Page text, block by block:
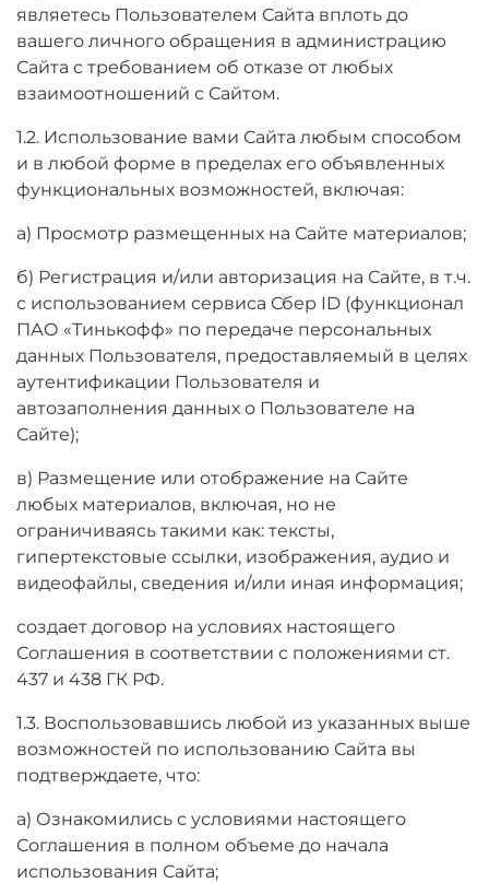
являетесь Пользователем Сайта вплоть до
вашего личного обращения в администрацию
Сайта с требованием об отказе от любых
взаимоотношений с Сайтом.
1.2. Использование вами Сайта любым способом
и в любой форме в пределах его объявленных
функциональных возможностей, включая:
а) Просмотр размещенных на Сайте материалов;
б) Регистрация и/или авторизация на Сайте, в т.ч.
с использованием сервиса Сбер ID (функционал
ПАО «Тинькофф» по передаче персональных
данных Пользователя, предоставляемый в целях
аутентификации Пользователя и
автозаполнения данных о Пользователе на
Сайте);
в) Размещение или отображение на Сайте
любых материалов, включая, но не
ограничиваясь такими как: тексты,
гипертекстовые ссылки, изображения, аудио и
видеофайлы, сведения и/или иная информация;
создает договор на условиях настоящего
Соглашения в соответствии с положениями ст.
437 и 438 ГК РФ.
1.3. Воспользовавшись любой из указанных выше
возможностей по использованию Сайта вы
подтверждаете, что:
а) Ознакомились с условиями настоящего
Соглашения в полном объеме до начала
использования Сайта;